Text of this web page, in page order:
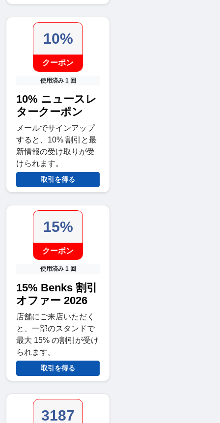
10%
クーポン
使用済み 1 回
10% ニュースレ
タークーポン
メールでサインアップ
すると、10% 割引と最
新情報の受け取りが受
けられます。
取引を得る
15%
クーポン
使用済み 1 回
15% Benks 割引
オファー 2026
店舗にご来店いただく
と、一部のスタンドで
最大 15% の割引が受け
られます。
取引を得る
3187